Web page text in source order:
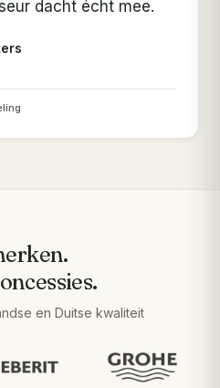
dacht écht mee.
en Duitse kwaliteit